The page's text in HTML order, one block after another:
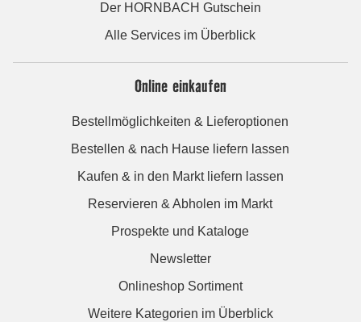
Der HORNBACH Gutschein
Alle Services im Überblick
Online einkaufen
Bestellmöglichkeiten & Lieferoptionen
Bestellen & nach Hause liefern lassen
Kaufen & in den Markt liefern lassen
Reservieren & Abholen im Markt
Prospekte und Kataloge
Newsletter
Onlineshop Sortiment
Weitere Kategorien im Überblick